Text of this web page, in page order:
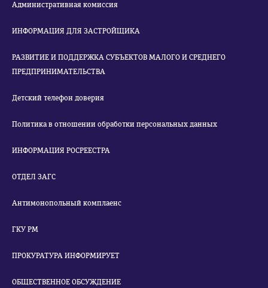
Административная комиссия
ИНФОРМАЦИЯ ДЛЯ ЗАСТРОЙЩИКА
РАЗВИТИЕ И ПОДДЕРЖКА СУБЪЕКТОВ МАЛОГО И СРЕДНЕГО
ПРЕДПРИНИМАТЕЛЬСТВА
Детский телефон доверия
Политика в отношении обработки персональных данных
ИНФОРМАЦИЯ РОСРЕЕСТРА
ОТДЕЛ ЗАГС
Антимонопольный комплаенс
ГКУ РМ
ПРОКУРАТУРА ИНФОРМИРУЕТ
ОБЩЕСТВЕННОЕ ОБСУЖДЕНИЕ